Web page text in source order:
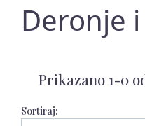
Deronje
Prikazano 1-0
Sortiraj: